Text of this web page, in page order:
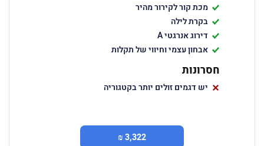
מכת קור לקירור מהיר
בקרת לילה
דירוג אנרגטי A
אבחון עצמי וחיווי של תקלות
חסרונות
יש דגמים זולים יותר בקטגוריה
3,322 ₪